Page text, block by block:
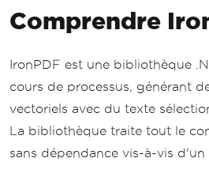
Comprendre
IronPDF est une bibliothèque
cours de processus, générant
vectoriels avec du texte
La bibliothèque traite tout le
sans dépendance vis-à-vis d'un